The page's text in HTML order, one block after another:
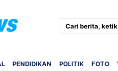
PENDIDIKAN POLITIK FOTO